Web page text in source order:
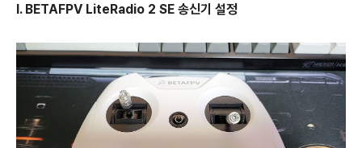
I. BETAFPV LiteRadio 2 SE 송신기 설정